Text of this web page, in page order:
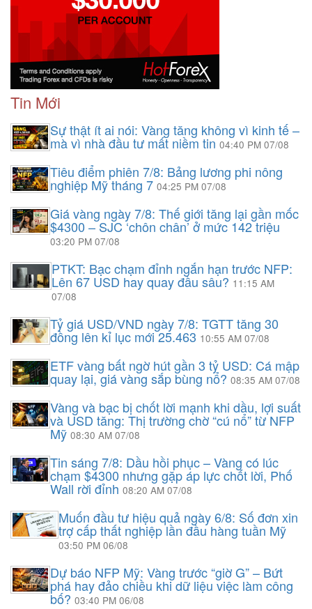
Tin Mới
Sự thật ít ai nói: Vàng tăng không vì kinh tế –
mà vì nhà đầu tư mất niềm tin 04:40 PM 07/08
Tiêu điểm phiên 7/8: Bảng lương phi nông
nghiệp Mỹ tháng 7 04:25 PM 07/08
Giá vàng ngày 7/8: Thế giới tăng lại gần mốc
$4300 – SJC ‘chôn chân’ ở mức 142 triệu
03:20 PM 07/08
PTKT: Bạc chạm đỉnh ngắn hạn trước NFP:
Lên 67 USD hay quay đầu sâu? 11:15 AM
07/08
Tỷ giá USD/VND ngày 7/8: TGTT tăng 30
đồng lên kỉ lục mới 25.463 10:55 AM 07/08
ETF vàng bất ngờ hút gần 3 tỷ USD: Cá mập
quay lại, giá vàng sắp bùng nổ? 08:35 AM 07/08
Vàng và bạc bị chốt lời mạnh khi dầu, lợi suất
và USD tăng: Thị trường chờ “cú nổ” từ NFP
Mỹ 08:30 AM 07/08
Tin sáng 7/8: Dầu hồi phục – Vàng có lúc
chạm $4300 nhưng gặp áp lực chốt lời, Phố
Wall rời đỉnh 08:20 AM 07/08
Muốn đầu tư hiệu quả ngày 6/8: Số đơn xin
trợ cấp thất nghiệp lần đầu hàng tuần Mỹ
03:50 PM 06/08
Dự báo NFP Mỹ: Vàng trước “giờ G” – Bứt
phá hay đảo chiều khi dữ liệu việc làm công
bố? 03:40 PM 06/08